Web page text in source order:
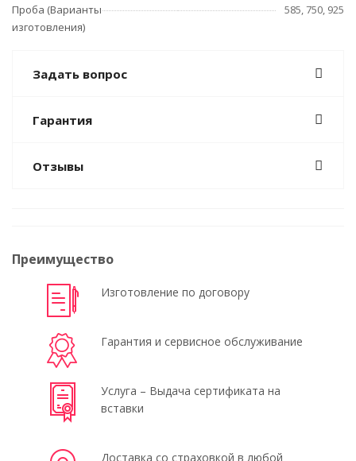
Проба (Варианты
изготовления)
585, 750, 925
Задать вопрос
Гарантия
Отзывы
Преимущество
Изготовление по договору
Гарантия и сервисное обслуживание
Услуга – Выдача сертификата на
вставки
Доставка со страховкой в любой